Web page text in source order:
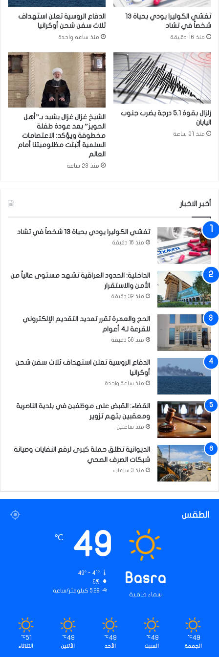
ل
ش
و
ر
و
أ
ح
ي
ا
ء
د
م
ح
ل
ة
ل
أ
و
ل
ى
ل
ا
ء
ا
ب
ص
ر
ة
تفشي الكوليرا يودي بحياة 13
شخصاً في تشاد
منذ 16 دقيقة
الدفاع الروسية تعلن استهداف
ثلاث سفن شحن أوكرانيا
منذ ساعة واحدة
زلزال بقوة 5.1 درجة يضرب جنوب
اليابان
منذ 21 ساعة
الشيخ غزال غزال يشيد بـ”أهل
الحويز” بعد عودة طفلة
مخطوفة ويؤكد: الاعتصامات
السلمية أثبتت مظلوميتنا أمام
العالم
منذ 23 ساعة
أخبر الاخبار
تفشي الكوليرا يودي بحياة 13 شخصاً في تشاد
منذ 16 دقيقة
الداخلية: الحدود العراقية تشهد مستوى عالياً من
الأمن والاستقرار
منذ 32 دقيقة
الحج والعمرة تقرر تمديد التقديم الإلكتروني
للقرعة لـ4 أعوام
منذ 56 دقيقة
الدفاع الروسية تعلن استهداف ثلاث سفن شحن
أوكرانيا
منذ ساعة واحدة
القضاء: القبض على موظفين في بلدية الناصرية
ومعقبين بتهم تزوير
منذ ساعتين
الديوانية تطلق حملة كبرى لرفع النفايات وصيانة
شبكات الصرف الصحي
منذ 3 ساعات
الطقس
Basra
سماء صافية
49
℃
49º - 41º
6%
5.28 كيلومتر/ساعة
49
℃
الجمعة
49
℃
السبت
49
℃
الأحد
49
℃
الأثنين
51
℃
الثلاثاء